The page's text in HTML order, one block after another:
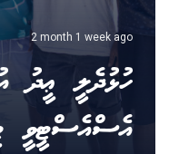
2 month 1 week ago
ހުޅުދެލީ ޢީދު
އެސްއެސްޓީވީ